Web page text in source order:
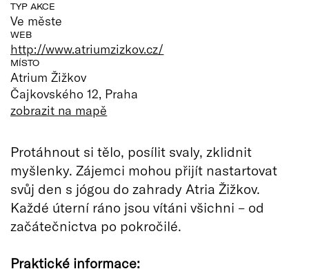
TYP AKCE
Ve měste
WEB
http://www.atriumzizkov.cz/
MÍSTO
Atrium Žižkov
Čajkovského 12, Praha
zobrazit na mapě
Protáhnout si tělo, posílit svaly, zklidnit
myšlenky. Zájemci mohou přijít nastartovat
svůj den s jógou do zahrady Atria Žižkov.
Každé úterní ráno jsou vítáni všichni – od
začátečnictva po pokročilé.
Praktické informace: